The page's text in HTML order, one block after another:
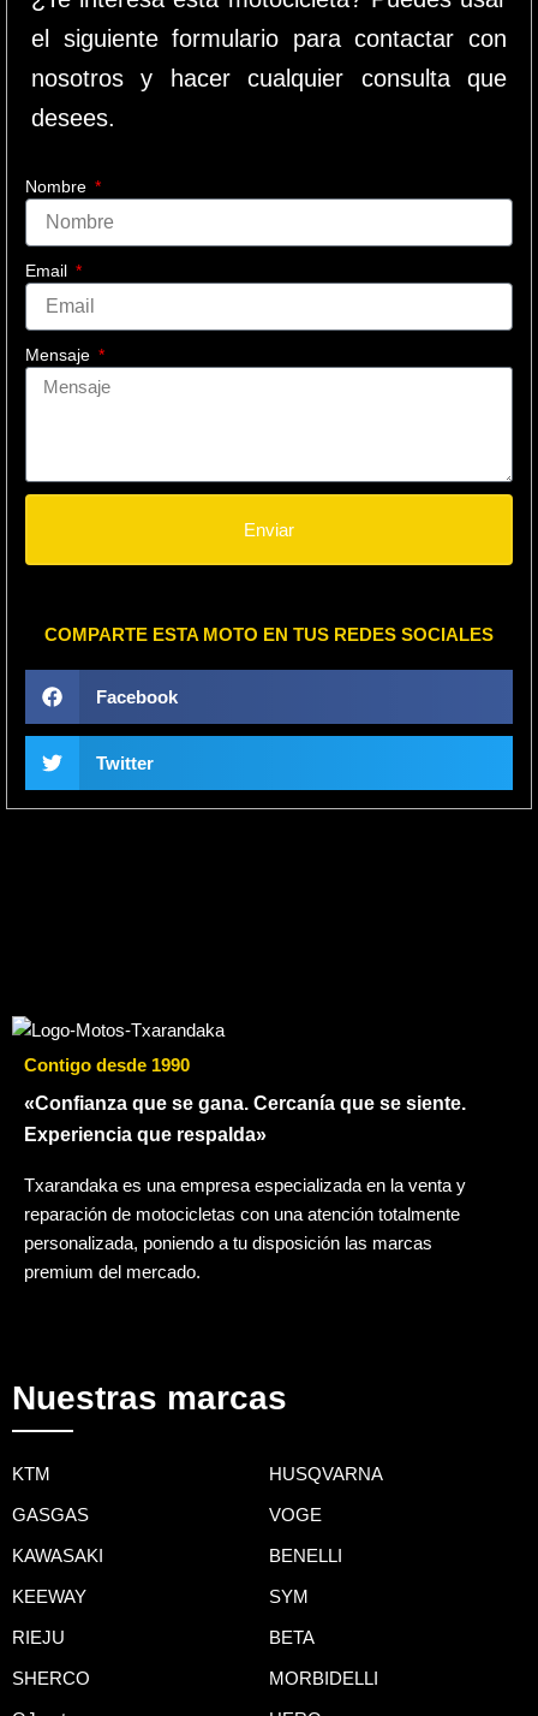
el siguiente formulario para contactar con
nosotros y hacer cualquier consulta que
desees.
Nombre
Email
Mensaje
Enviar
COMPARTE ESTA MOTO EN TUS REDES SOCIALES
Facebook
Twitter
Contigo desde 1990
«Confianza que se gana. Cercanía que se siente.
Experiencia que respalda»
Txarandaka es una empresa especializada en la venta y
reparación de motocicletas con una atención totalmente
personalizada, poniendo a tu disposición las marcas
premium del mercado.
Nuestras marcas
KTM HUSQVARNA
GASGAS VOGE
KAWASAKI BENELLI
KEEWAY SYM
RIEJU BETA
SHERCO MORBIDELLI